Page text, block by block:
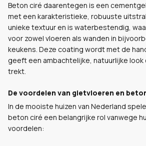
Beton ciré daarentegen is een
met een karakteristieke, robuuste
unieke textuur en is waterbestendig,
voor zowel vloeren als wanden in
keukens. Deze coating wordt met de
geeft een ambachtelijke, natuurlijke look
trekt.
De voordelen van gietvloeren en
In de mooiste huizen van Nederland
beton ciré een belangrijke rol vanwege
voordelen: